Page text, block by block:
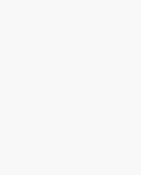
Der Outdoorbereich
den Hallen 6 und 7 verortet.
Angebotssegment garden
im Rahmen von
freiem Himmel live in Szene
Fachbesucher noch
Industry Association
in dem „spoga+gafa open